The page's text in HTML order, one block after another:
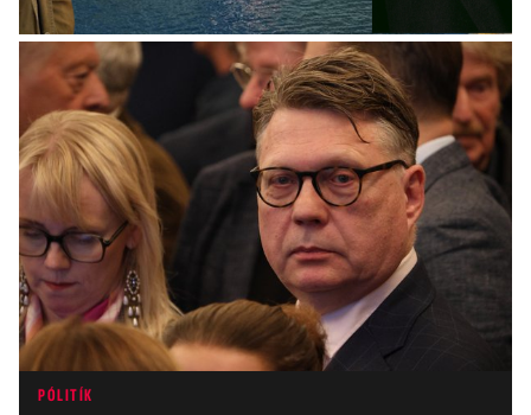
PÓLITÍK